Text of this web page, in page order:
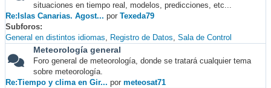
situaciones en tiempo real, modelos, predicciones, etc...
Re:Islas Canarias. Agost... por Texeda79
Subforos
General en distintos idiomas
Registro de Datos Sala de Control
Meteorología general
Foro general de meteorología, donde se tratará cualquier tema
sobre meteorología.
Re:Tiempo y clima en Gir... por meteosat71